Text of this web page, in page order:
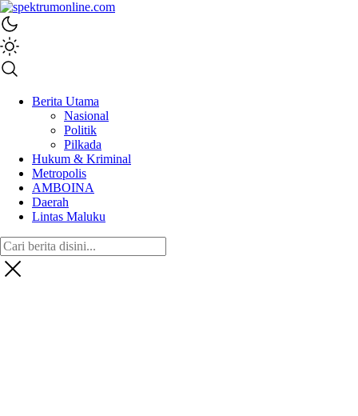
spektrumonline.com
Berita Utama
Nasional
Politik
Pilkada
Hukum & Kriminal
Metropolis
AMBOINA
Daerah
Lintas Maluku